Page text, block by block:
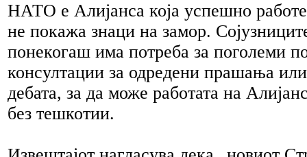
НАТО е Алијанса која успешно
не покажа знаци на замор.
понекогаш има потреба за поголеми
консултации за одредени прашања
дебата, за да може работата на
без тешкотии.